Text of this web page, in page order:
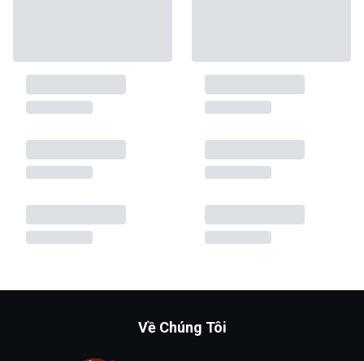
Về Chúng Tôi